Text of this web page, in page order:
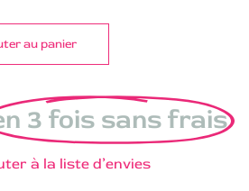
au panier
3 fois sans frais
à la liste d’envies